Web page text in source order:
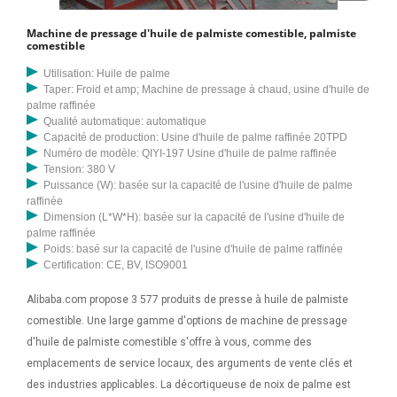
d'expulseur d'huile de palmiste ou La machine de broyage des noyaux
broyage des grains dans le cadre des étapes de prépressage pour
l'extraction de l'huile de palme. Toutes nos machines de traitement
d'huile de palmiste, l'équipement de base de l'usine de concassage
de palmiste, répondent à la machine d'expulsion d'huile de palmiste
qui consiste à utiliser un pressage mécanique pour extraire le pétrole
brut des noyaux de palme. Différent des presses à huile courantes
comme les graines d'arachide, de soja et de tournesol, cet expulseur
d'huile de palmiste est spécialement conçu pour presser les
palmistes.
Machine de pressage d'huile de palmiste comestible, palmiste
comestible
Utilisation: Huile de palme
Taper: Froid et amp; Machine de pressage à chaud, usine d'huile de
palme raffinée
Qualité automatique: automatique
Capacité de production: Usine d'huile de palme raffinée 20TPD
Numéro de modèle: QIYI-197 Usine d'huile de palme raffinée
Tension: 380 V
Puissance (W): basée sur la capacité de l'usine d'huile de palme
raffinée
Dimension (L*W*H): basée sur la capacité de l'usine d'huile de
palme raffinée
Poids: basé sur la capacité de l'usine d'huile de palme raffinée
Certification: CE, BV, ISO9001
Alibaba.com propose 3 577 produits de presse à huile de palmiste
comestible. Une large gamme d'options de machine de pressage
d'huile de palmiste comestible s'offre à vous, comme des
emplacements de service locaux, des arguments de vente clés et
des industries applicables. La décortiqueuse de noix de palme est